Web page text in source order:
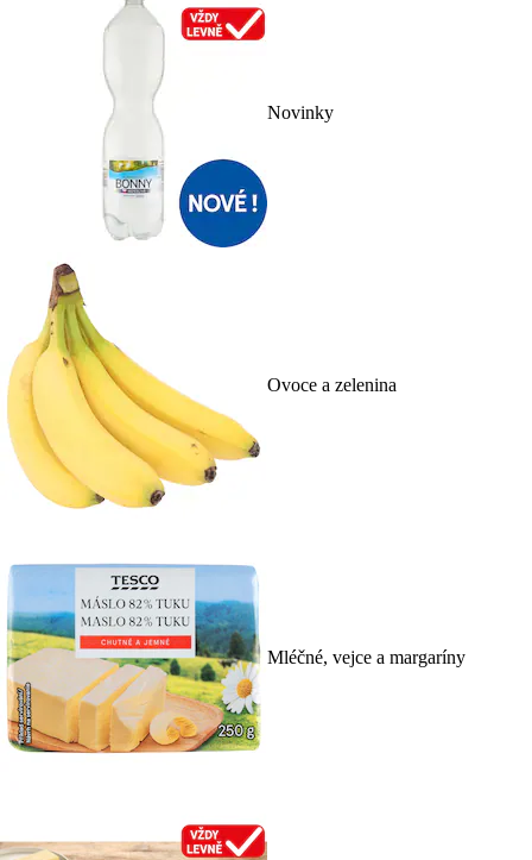
Novinky
Ovoce a zelenina
Mléčné, vejce a margaríny